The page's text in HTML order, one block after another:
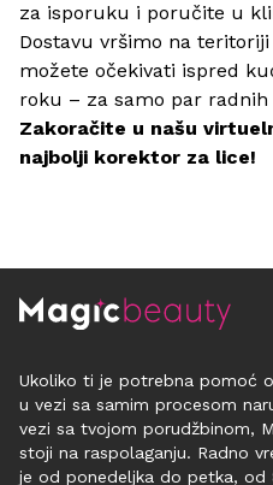
za isporuku i poručite u
Dostavu vršimo na
možete očekivati ispred
roku – za samo par radnih
Zakoračite u našu
najbolji korektor za lice!
Ukoliko ti je potrebna pomoć
u vezi sa samim procesom
vezi sa tvojom porudžbinom,
stoji na raspolaganju. Radno
je od ponedeljka do petka, od